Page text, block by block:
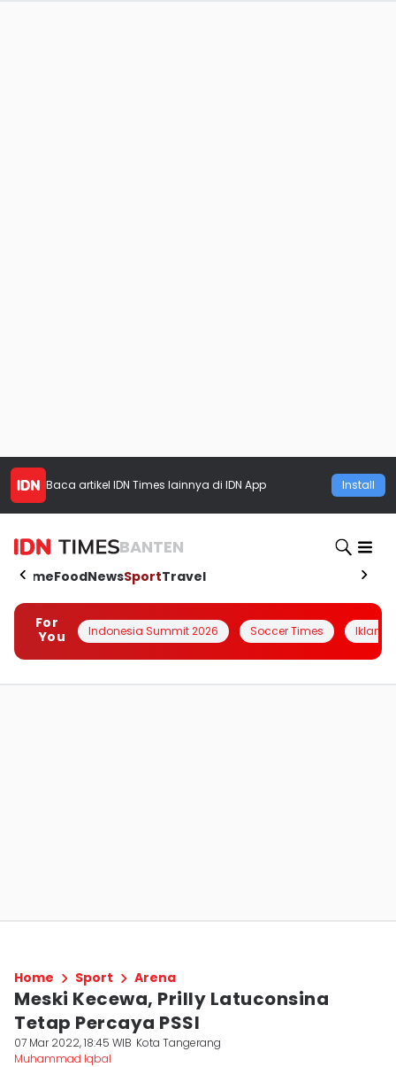
Baca artikel IDN Times lainnya di IDN App Install
BANTEN
HomeFoodNewsSportTravel
For
You
Indonesia Summit 2026 Soccer Times Iklanin
Home Sport Arena
Meski Kecewa, Prilly Latuconsina
Tetap Percaya PSSI
07 Mar 2022, 18:45 WIB Kota Tangerang
Muhammad Iqbal